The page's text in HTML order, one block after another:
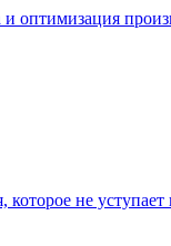
оптимизация
не